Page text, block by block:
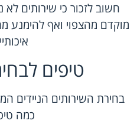
חשוב לזכור כי שירותים
מוקדם מהצפוי ואף להימנע
טיפים
בחירת השירותים הניידים
כמה